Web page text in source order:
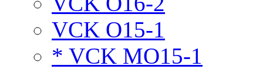
VCK O15-1
* VCK MO15-1